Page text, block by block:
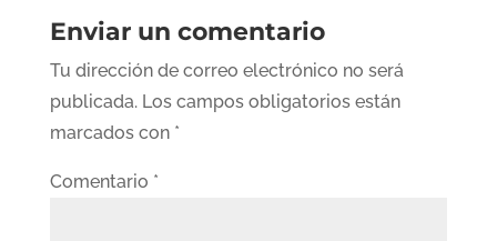
Enviar un comentario
Tu dirección de correo electrónico no será
publicada. Los campos obligatorios están
marcados con *
Comentario *